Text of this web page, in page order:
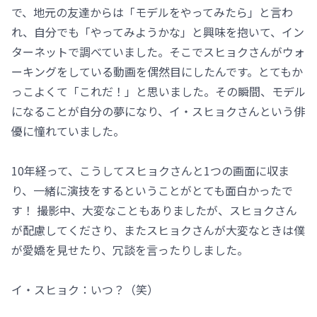
で、地元の友達からは「モデルをやってみたら」と言わ
れ、自分でも「やってみようかな」と興味を抱いて、イン
ターネットで調べていました。そこでスヒョクさんがウォ
ーキングをしている動画を偶然目にしたんです。とてもか
っこよくて「これだ！」と思いました。その瞬間、モデル
になることが自分の夢になり、イ・スヒョクさんという俳
優に憧れていました。
10年経って、こうしてスヒョクさんと1つの画面に収ま
り、一緒に演技をするということがとても面白かったで
す！ 撮影中、大変なこともありましたが、スヒョクさん
が配慮してくださり、またスヒョクさんが大変なときは僕
が愛嬌を見せたり、冗談を言ったりしました。
イ・スヒョク：いつ？（笑）